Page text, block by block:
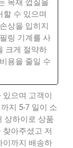
목재 껍질을
할 수 있으며
상을 입히지
링 기계를 사
크게 절약하
용을 줄일 수
으며 고객이
지 5-7 일이 소
상하이로 상품
아주셨고 저
이까지 배송하